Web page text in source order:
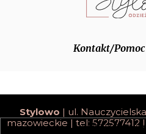
Kontakt/Pomoc
Stylowo | ul.
mazowieckie | tel: 572577412
pokaż pełną